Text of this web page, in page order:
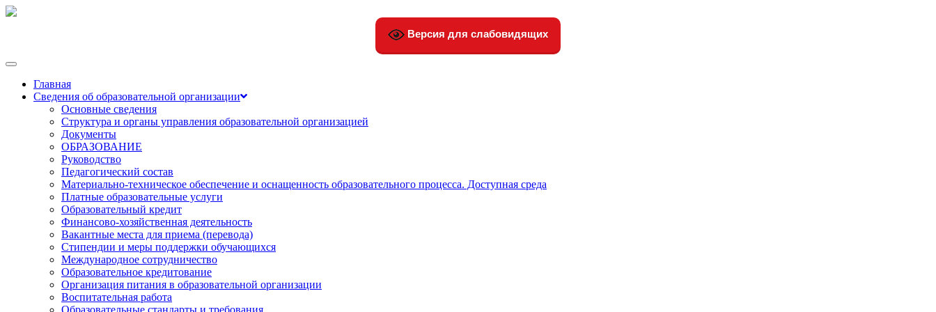
Версия для слабовидящих
Переключить
навигацииГлавная
Сведения об образовательной организации
Основные сведения
Структура и органы управления образовательной организацией
Документы
ОБРАЗОВАНИЕ
Руководство
Педагогический состав
Материально-техническое обеспечение и оснащенность образовательного процесса. Доступная среда
Платные образовательные услуги
Образовательный кредит
Финансово-хозяйственная деятельность
Вакантные места для приема (перевода)
Стипендии и меры поддержки обучающихся
Международное сотрудничество
Образовательное кредитование
Организация питания в образовательной организации
Воспитательная работа
Образовательные стандарты и требования